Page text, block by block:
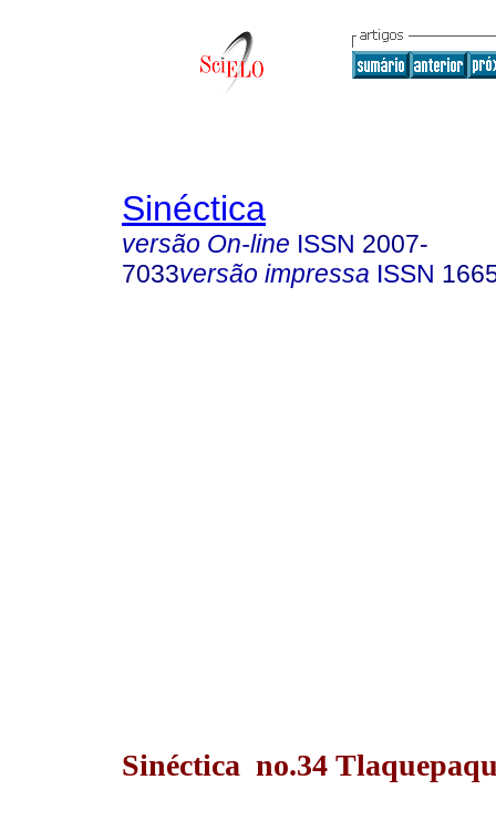
Sinéctica
versão On-line ISSN 2007-
7033versão impressa ISSN
Sinéctica no.34